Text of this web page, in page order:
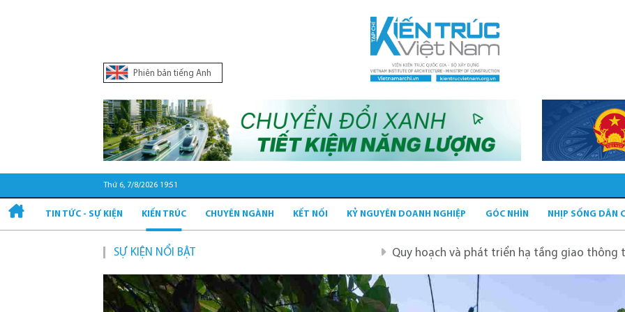
Phiên bản tiếng Anh
Thứ 6, 7/8/2026 19:51
TIN TỨC - SỰ KIỆN KIẾN TRÚC CHUYÊN NGÀNH KẾT NỐI KỶ NGUYÊN DOANH NGHIỆP GÓC NHÌN NHỊP SỐNG DÂN
SỰ KIỆN NỔI BẬT Quy hoạch và phát triển hạ tầng giao thông tĩnh xanh